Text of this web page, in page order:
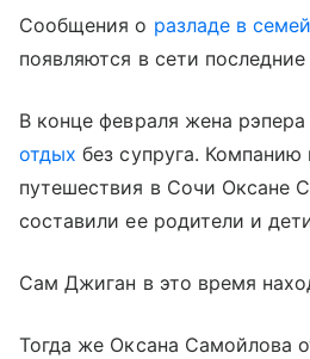
Сообщения о разладе в
появляются в сети
В конце февраля жена
отдых без супруга. Компанию
путешествия в Сочи Оксане
составили ее родители и
Сам Джиган в это время
Тогда же Оксана Самойлова